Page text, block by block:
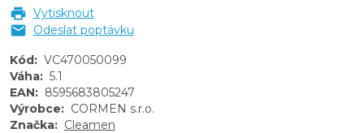
Vytisknout
Odeslat poptávku
Kód: VC470050099
Váha: 5.1
EAN: 8595683805247
Výrobce: CORMEN s.r.o.
Značka: Cleamen